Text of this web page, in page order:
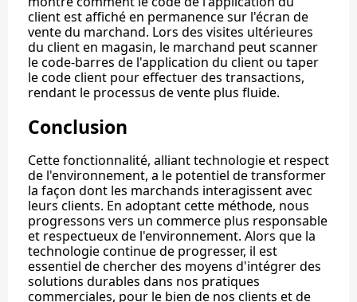
client est affiché en permanence sur l'écran de
vente du marchand. Lors des visites ultérieures
du client en magasin, le marchand peut scanner
le code-barres de l'application du client ou taper
le code client pour effectuer des transactions,
rendant le processus de vente plus fluide.
Conclusion
Cette fonctionnalité, alliant technologie et respect
de l'environnement, a le potentiel de transformer
la façon dont les marchands interagissent avec
leurs clients. En adoptant cette méthode, nous
progressons vers un commerce plus responsable
et respectueux de l'environnement. Alors que la
technologie continue de progresser, il est
essentiel de chercher des moyens d'intégrer des
solutions durables dans nos pratiques
commerciales, pour le bien de nos clients et de